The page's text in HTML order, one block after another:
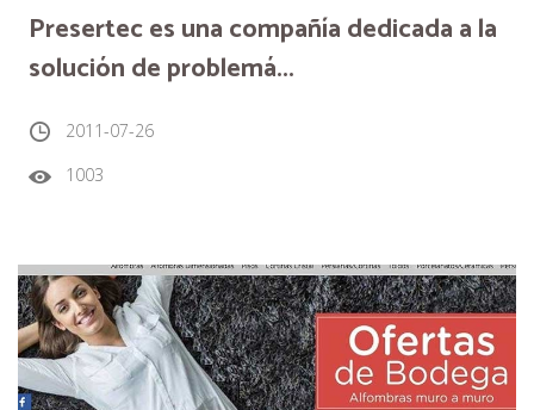
Presertec es una compañía dedicada a la
solución de problemá...
2011-07-26
1003